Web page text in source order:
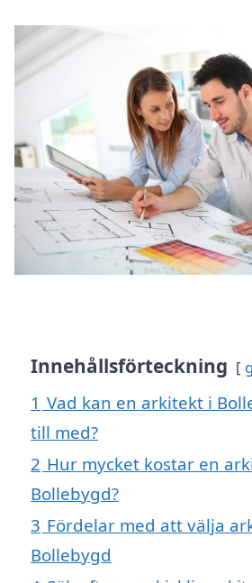
Innehållsförteckning
1 Vad kan en arkitekt i
till med?
2 Hur mycket kostar en
Bollebygd?
3 Fördelar med att välja
Bollebygd